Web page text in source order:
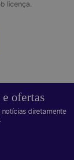
licença.
ofertas
diretamente